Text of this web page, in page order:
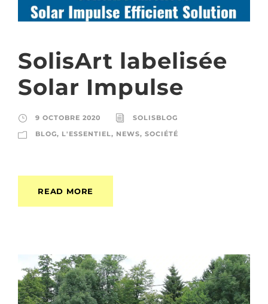
SolisArt labelisée
Solar Impulse
9 OCTOBRE 2020
SOLISBLOG
BLOG, L'ESSENTIEL, NEWS, SOCIÉTÉ
READ MORE